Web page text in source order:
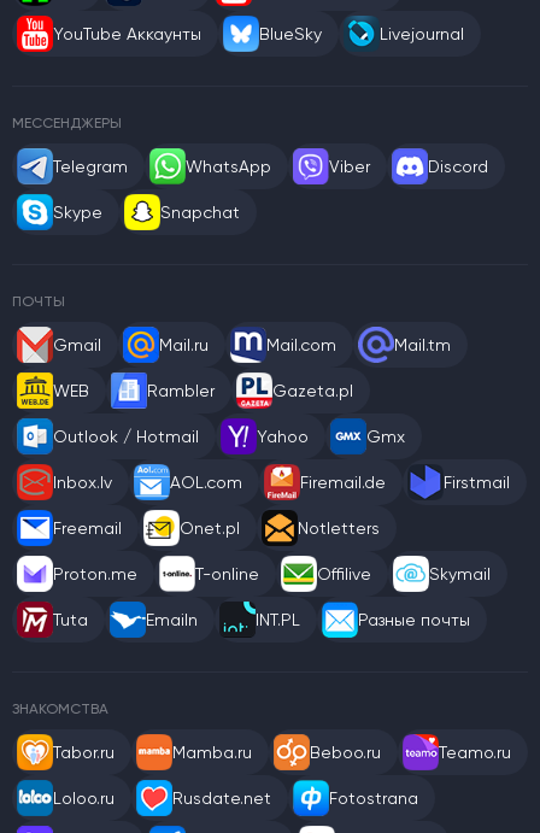
YouTube Аккаунты BlueSky Livejournal
МЕССЕНДЖЕРЫ
Telegram WhatsApp Viber Discord
Skype Snapchat
ПОЧТЫ
Gmail Mail.ru Mail.com Mail.tm
WEB Rambler Gazeta.pl
Outlook / Hotmail Yahoo Gmx
Inbox.lv AOL.com Firemail.de Firstmail
Freemail Onet.pl Notletters
Proton.me T-online Offilive Skymail
Tuta Emailn INT.PL Разные почты
ЗНАКОМСТВА
Tabor.ru Mamba.ru Beboo.ru Teamo.ru
Loloo.ru Rusdate.net Fotostrana